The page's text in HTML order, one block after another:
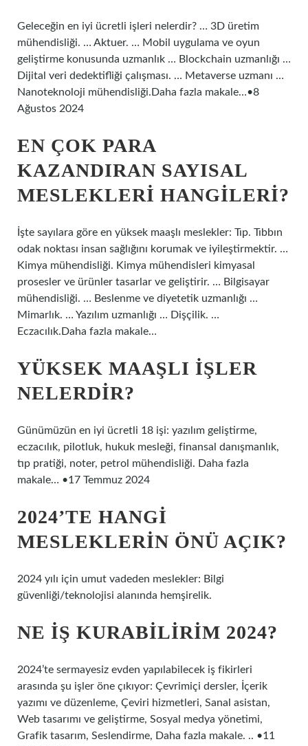
Geleceğin en iyi ücretli işleri nelerdir? … 3D üretim
mühendisliği. … Aktuer. … Mobil uygulama ve oyun
geliştirme konusunda uzmanlık … Blockchain uzmanlığı …
Dijital veri dedektifliği çalışması. … Metaverse uzmanı …
Nanoteknoloji mühendisliği.Daha fazla makale…•8
Ağustos 2024
EN ÇOK PARA
KAZANDIRAN SAYISAL
MESLEKLERI HANGILERI?
İşte sayılara göre en yüksek maaşlı meslekler: Tıp. Tıbbın
odak noktası insan sağlığını korumak ve iyileştirmektir. …
Kimya mühendisliği. Kimya mühendisleri kimyasal
prosesler ve ürünler tasarlar ve geliştirir. … Bilgisayar
mühendisliği. … Beslenme ve diyetetik uzmanlığı …
Mimarlık. … Yazılım uzmanlığı … Dişçilik. …
Eczacılık.Daha fazla makale…
YÜKSEK MAAŞLI IŞLER
NELERDIR?
Günümüzün en iyi ücretli 18 işi: yazılım geliştirme,
eczacılık, pilotluk, hukuk mesleği, finansal danışmanlık,
tıp pratiği, noter, petrol mühendisliği. Daha fazla
makale… •17 Temmuz 2024
2024’TE HANGI
MESLEKLERIN ÖNÜ AÇIK?
2024 yılı için umut vadeden meslekler: Bilgi
güvenliği/teknolojisi alanında hemşirelik.
NE IŞ KURABILIRIM 2024?
2024’te sermayesiz evden yapılabilecek iş fikirleri
arasında şu işler öne çıkıyor: Çevrimiçi dersler, İçerik
yazımı ve düzenleme, Çeviri hizmetleri, Sanal asistan,
Web tasarımı ve geliştirme, Sosyal medya yönetimi,
Grafik tasarım, Seslendirme, Daha fazla makale. .. •11